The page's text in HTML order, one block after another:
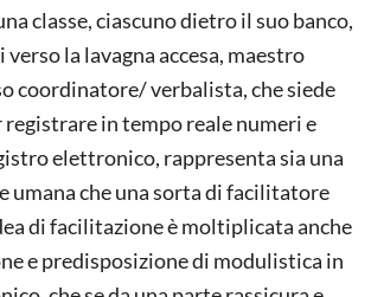
classe, ciascuno dietro il suo banco,
la lavagna accesa, maestro
coordinatore/ verbalista, che siede
in tempo reale numeri e
elettronico, rappresenta sia una
umana che una sorta di facilitatore
di facilitazione è moltiplicata anche
e predisposizione di modulistica in